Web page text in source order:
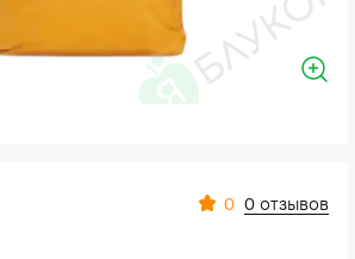
0 0 отзывов